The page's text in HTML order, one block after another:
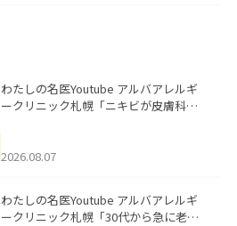
わたしの名医Youtube アルバアレルギ
ークリニック札幌「ニキビが皮膚科で
ました。
2026.08.07
わたしの名医Youtube アルバアレルギ
ークリニック札幌「30代から急に老け